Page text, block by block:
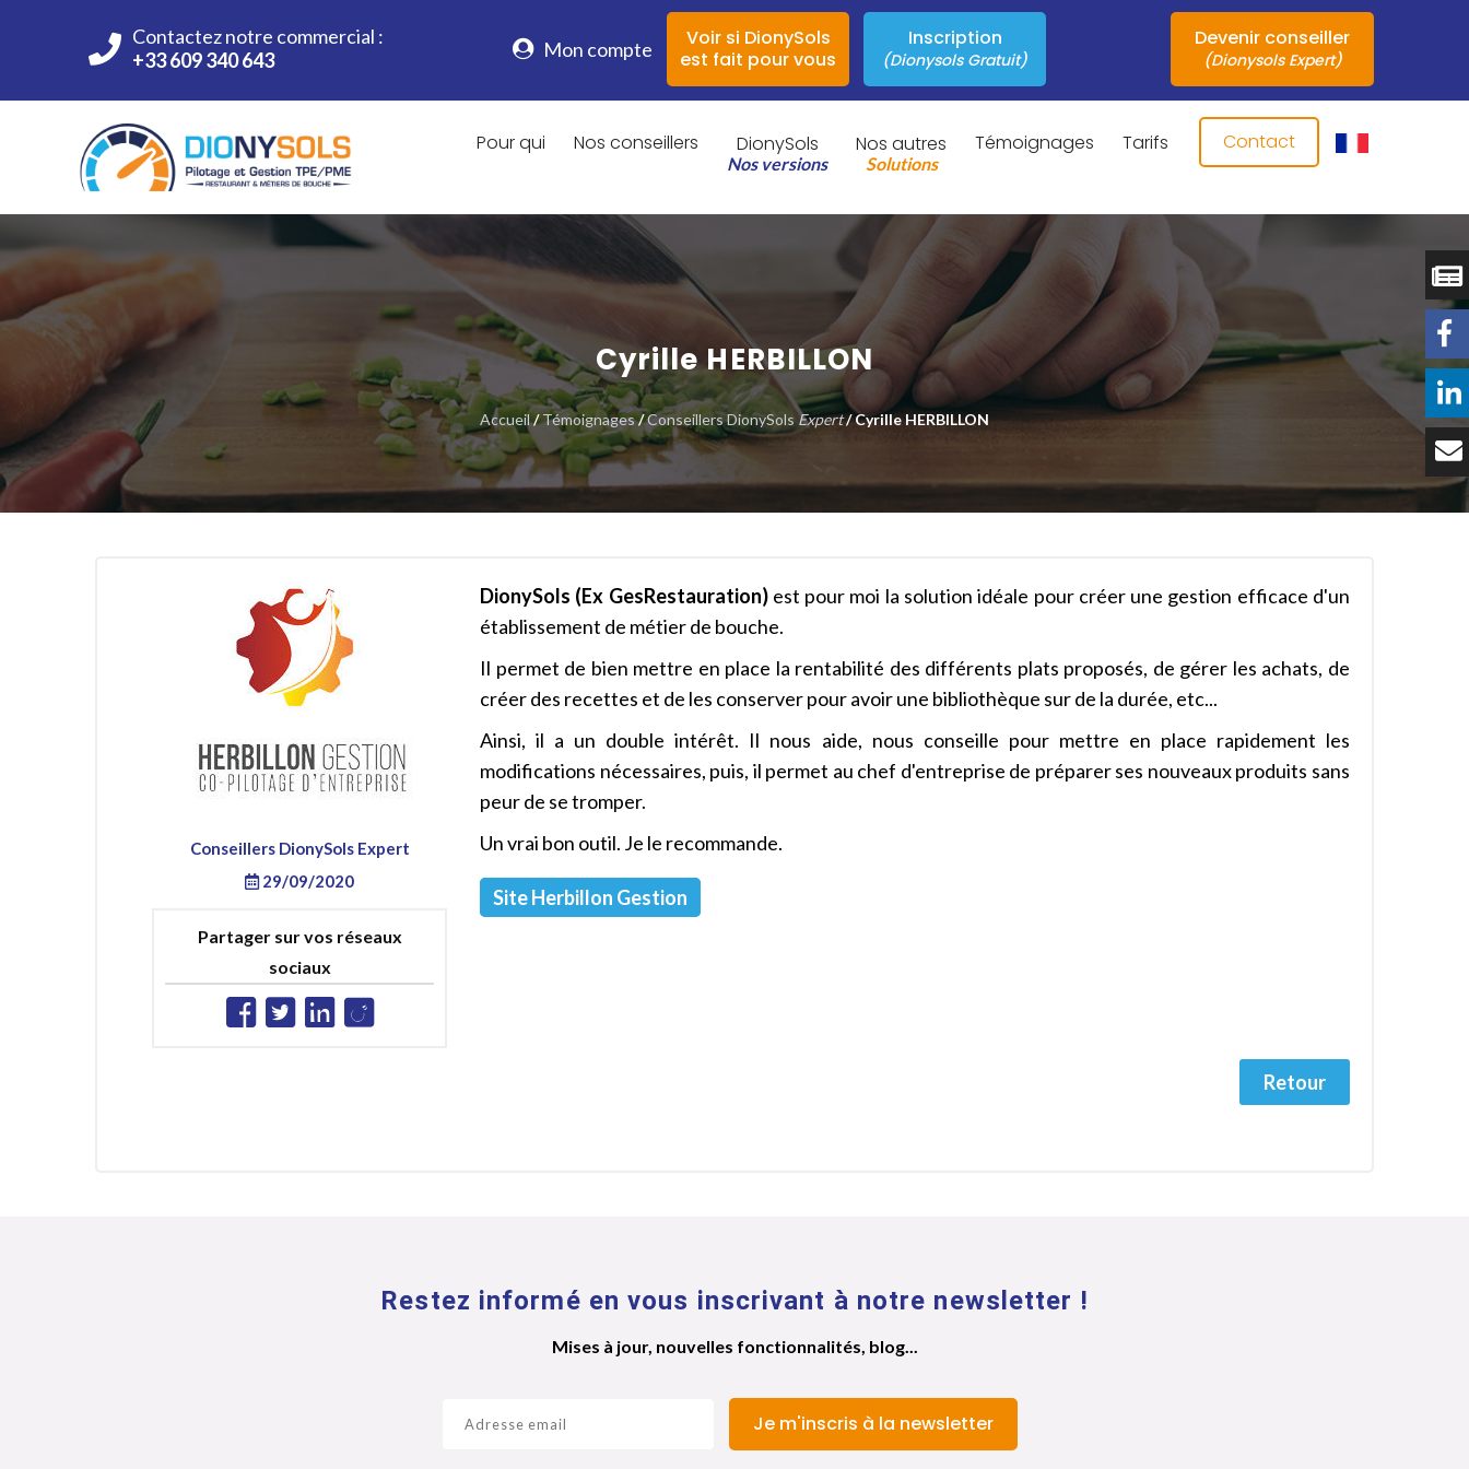
Contactez notre commercial :
+33 609 340 643
Mon compte
Voir si DionySols
est fait pour vous
Inscription
(Dionysols Gratuit)
Devenir conseiller
(Dionysols Expert)
Pour qui Nos conseillers DionySols
Nos versions
Nos autres
Solutions
Témoignages Tarifs Contact
Cyrille HERBILLON
Accueil/Témoignages/Conseillers DionySols Expert/ Cyrille HERBILLON
Conseillers DionySols Expert
29/09/2020
Partager sur vos réseaux
sociaux
DionySols (Ex GesRestauration)est pour moi la solution idéale pour créer une gestion efficace d'un
établissement de métier de bouche.
Il permet de bien mettre en place la rentabilité des différents plats proposés, de gérer les achats, de
créer des recettes et de les conserver pour avoir une bibliothèque sur de la durée, etc...
Ainsi, il a un double intérêt. Il nous aide, nous conseille pour mettre en place rapidement les
modifications nécessaires, puis, il permet au chef d'entreprise de préparer ses nouveaux produits sans
peur de se tromper.
Un vrai bon outil. Je le recommande.
Site Herbillon Gestion
Retour
Restez informé en vous inscrivant à notre newsletter !
Mises à jour, nouvelles fonctionnalités, blog...
Je m'inscris à la newsletter